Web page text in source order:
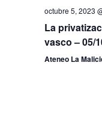
octubre 5, 2023
La
vasco – 05/
Ateneo La